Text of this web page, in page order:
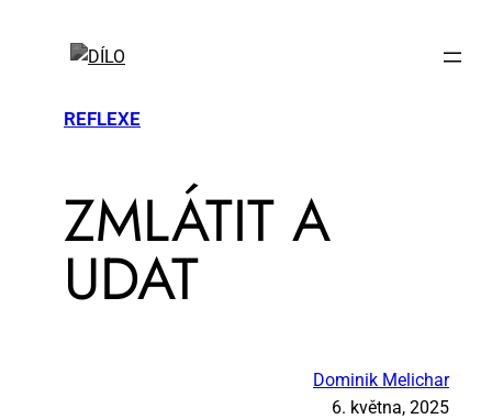
REFLEXE
ZMLÁ­TIT A
UDAT
Dominik Melichar
6. května, 2025